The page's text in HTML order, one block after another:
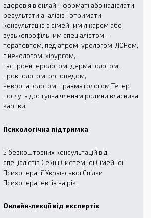
здоров’я в онлайн-форматі або надіслати
результати аналізів і отримати
консультацію з сімейним лікарем або
вузькопрофільним спеціалістом –
терапевтом, педіатром, урологом, ЛОРом,
гінекологом, хірургом,
гастроентерологом, дерматологом,
проктологом, ортопедом,
невропатологом, травматологом Тепер
послуга доступна членам родини власника
картки.
Психологічна підтримка
5 безкоштовних консультацій від
спеціалістів Секції Системної Сімейної
Психотерапії Української Спілки
Психотерапевтів на рік.
Онлайн-лекції від експертів